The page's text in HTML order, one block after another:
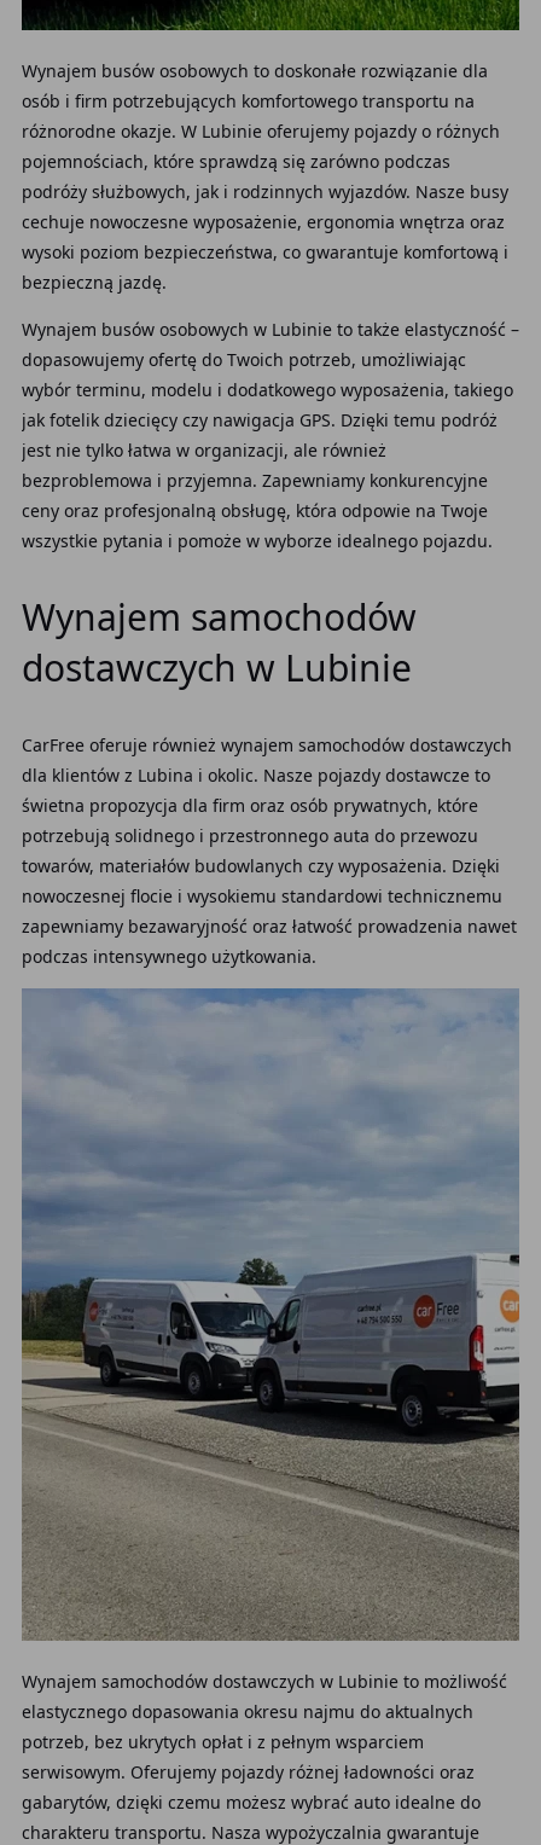
Wynajem busów osobowych to doskonałe rozwiązanie dla
osób i firm potrzebujących komfortowego transportu na
różnorodne okazje. W Lubinie oferujemy pojazdy o różnych
pojemnościach, które sprawdzą się zarówno podczas
podróży służbowych, jak i rodzinnych wyjazdów. Nasze busy
cechuje nowoczesne wyposażenie, ergonomia wnętrza oraz
wysoki poziom bezpieczeństwa, co gwarantuje komfortową i
bezpieczną jazdę.
Wynajem busów osobowych w Lubinie to także elastyczność –
dopasowujemy ofertę do Twoich potrzeb, umożliwiając
wybór terminu, modelu i dodatkowego wyposażenia, takiego
jak fotelik dziecięcy czy nawigacja GPS. Dzięki temu podróż
jest nie tylko łatwa w organizacji, ale również
bezproblemowa i przyjemna. Zapewniamy konkurencyjne
ceny oraz profesjonalną obsługę, która odpowie na Twoje
wszystkie pytania i pomoże w wyborze idealnego pojazdu.
Wynajem samochodów
dostawczych w Lubinie
CarFree oferuje również wynajem samochodów dostawczych
dla klientów z Lubina i okolic. Nasze pojazdy dostawcze to
świetna propozycja dla firm oraz osób prywatnych, które
potrzebują solidnego i przestronnego auta do przewozu
towarów, materiałów budowlanych czy wyposażenia. Dzięki
nowoczesnej flocie i wysokiemu standardowi technicznemu
zapewniamy bezawaryjność oraz łatwość prowadzenia nawet
podczas intensywnego użytkowania.
Wynajem samochodów dostawczych w Lubinie to możliwość
elastycznego dopasowania okresu najmu do aktualnych
potrzeb, bez ukrytych opłat i z pełnym wsparciem
serwisowym. Oferujemy pojazdy różnej ładowności oraz
gabarytów, dzięki czemu możesz wybrać auto idealne do
charakteru transportu. Nasza wypożyczalnia gwarantuje